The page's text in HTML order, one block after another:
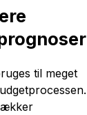
til meget